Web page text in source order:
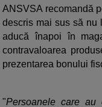
ANSVSA recomandă
descris mai sus să nu
aducă înapoi în
contravaloarea
prezentarea bonului
"Persoanele care au